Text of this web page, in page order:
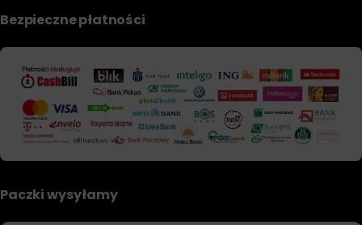
Bezpieczne płatności
Paczki wysyłamy